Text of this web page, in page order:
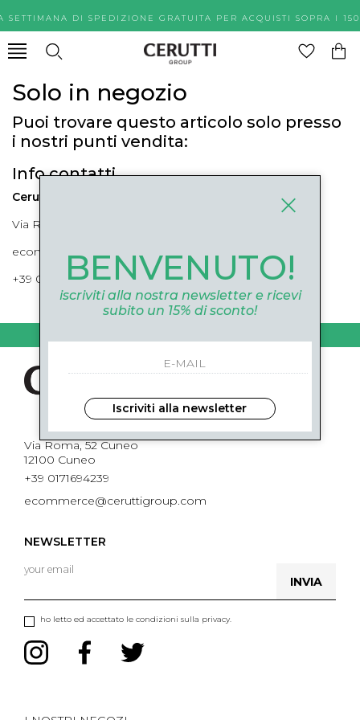
SETTIMANA DI SPEDIZIONE GRATUITA PER ACQUISTI
Solo in negozio
Puoi trovare questo articolo solo presso
i nostri punti vendita:
Info contatti
Cerutti Boutique
Via Roma, 52 Cuneo 12100 Cuneo
ecommerce@ceruttigroup.com
+39 0171694239
Via Roma, 52 Cuneo
12100 Cuneo
+39 0171694239
ecommerce@ceruttigroup.com
NEWSLETTER
ho letto ed accettato le condizioni sulla privacy.
INVIA
BENVENUTO!
iscriviti alla nostra newsletter e ricevi
subito un 15% di sconto!
Iscriviti alla newsletter